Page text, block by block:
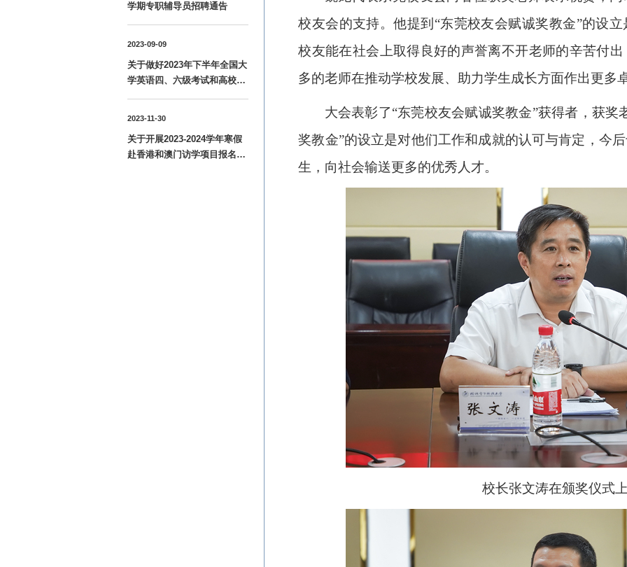
学期专职辅导员招聘通告
2023-09-09
关于做好2023年下半年全国大
学英语四、六级考试和高校英
2023-11-30
关于开展2023-2024学年寒假
赴香港和澳门访学项目报名工
校友会的支持。他提到“东莞校友会赋诚奖教金”的设
校友能在社会上取得良好的声誉离不开老师的辛苦付
多的老师在推动学校发展、助力学生成长方面作出更多
大会表彰了“东莞校友会赋诚奖教金”获得者，获奖
奖教金”的设立是对他们工作和成就的认可与肯定，今
生，向社会输送更多的优秀人才。
校长张文涛在颁奖仪式